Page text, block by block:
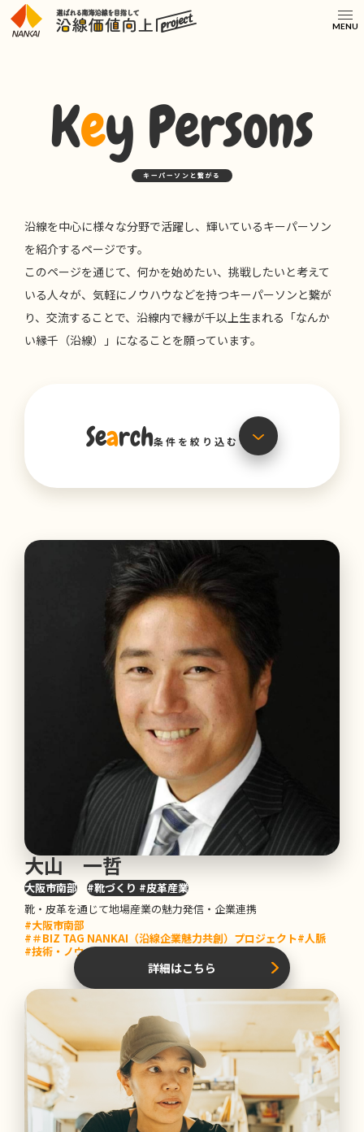
MENU
Key Persons
キーパーソンと繋がる
沿線を中心に様々な分野で活躍し、輝いているキーパーソン
を紹介するページです。
このページを通じて、何かを始めたい、挑戦したいと考えて
いる人々が、気軽にノウハウなどを持つキーパーソンと繋が
り、交流することで、 沿線内で縁が千以上生まれる「なんか
い縁千（沿線）」になることを願っています。
エリア
大阪市南部
堺・泉北
南河内
和歌山
橋本・高野山
Projects & Fieldsプロジェクト・分野
家族にえがお＋１（子育て世代向け）プロジェク
ト
＃BIZ TAG NANKAI（沿線企業魅力共創）プロジ
ェクト
EveryBuddy（音楽まちづくり）プロジェクト
リノベーションまちづくりプロジェクト
農業プロジェクト
高野山麓観光魅力向上プロジェクト
Search条件を絞り込む
大山 一哲
大阪市南部
#靴づくり #皮革産業
靴・皮革を通じて地場産業の魅力発信・企業連携
#大阪市南部
#＃BIZ TAG NANKAI（沿線企業魅力共創）プロジェクト#人脈
#技術・ノウハウ#コンテンツ
詳細はこちら